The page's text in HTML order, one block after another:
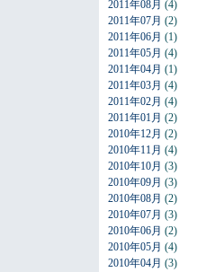
2011年08月 (4)
2011年07月 (2)
2011年06月 (1)
2011年05月 (4)
2011年04月 (1)
2011年03月 (4)
2011年02月 (4)
2011年01月 (2)
2010年12月 (2)
2010年11月 (4)
2010年10月 (3)
2010年09月 (3)
2010年08月 (2)
2010年07月 (3)
2010年06月 (2)
2010年05月 (4)
2010年04月 (3)